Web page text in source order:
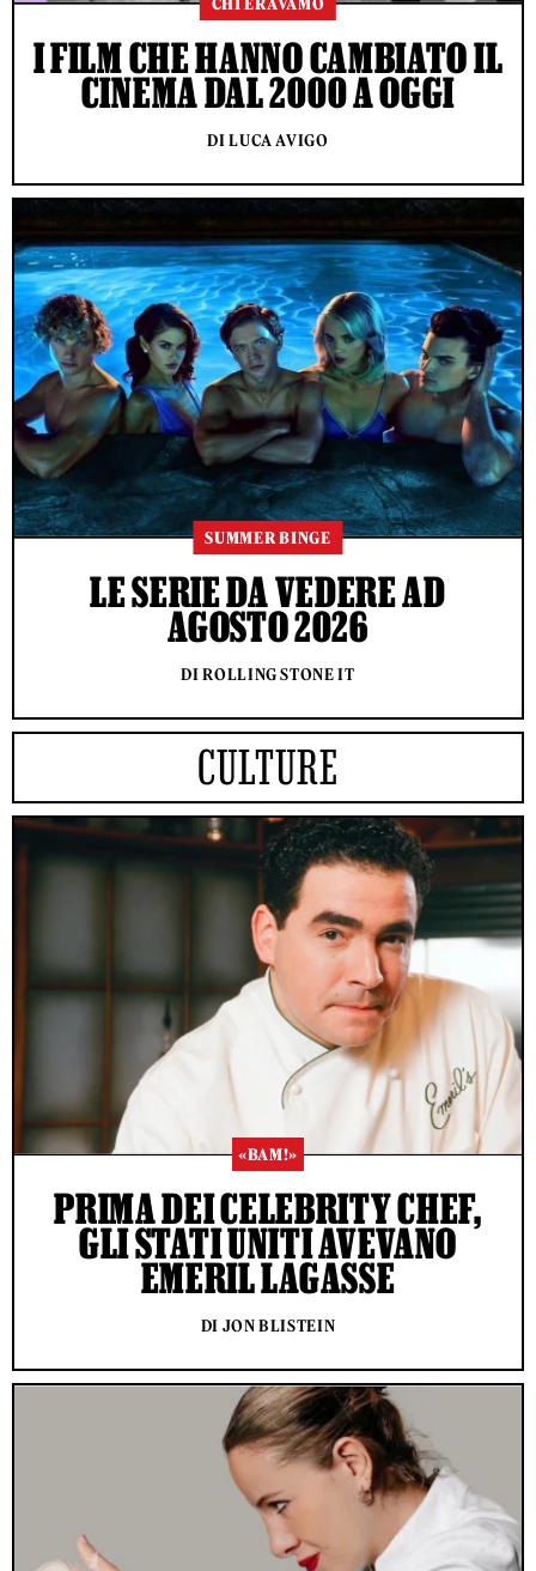
CHI ERAVAMO
I FILM CHE HANNO CAMBIATO IL
CINEMA DAL 2000 A OGGI
DI LUCA AVIGO
SUMMER BINGE
LE SERIE DA VEDERE AD
AGOSTO 2026
DI ROLLING STONE IT
CULTURE
«BAM!»
PRIMA DEI CELEBRITY CHEF,
GLI STATI UNITI AVEVANO
EMERIL LAGASSE
DI JON BLISTEIN